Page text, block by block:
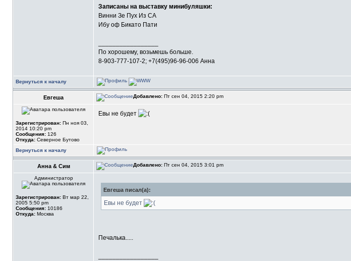
Записаны на выставку минибуляшки:
Винни Зе Пух Из СА
Ибу оф Бикато Пати
По хорошему, возьмешь больше.
8-903-777-107-2; +7(495)96-96-006 Анна
Вернуться к началу
Евгеша Добавлено: Пт сен 04, 2015 2:20 pm
Зарегистрирован: Пн ноя 03,
2014 10:20 pm
Сообщения: 126
Откуда: Северное Бутово
Евы не будет
Вернуться к началу
Анна & Сим Добавлено: Пт сен 04, 2015 3:01 pm
Администратор
Зарегистрирован: Вт мар 22,
2005 5:50 pm
Сообщения: 10186
Откуда: Москва
Евгеша писал(а):
Евы не будет
Печалька.....